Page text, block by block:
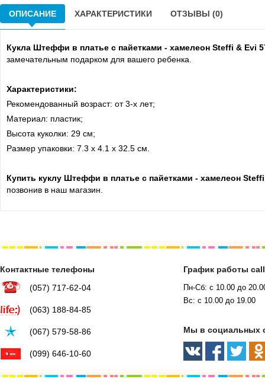
ОПИСАНИЕ ХАРАКТЕРИСТИКИ ОТЗЫВЫ (0)
Кукла Штеффи в платье с пайетками - хамелеон Steffi & Evi
замечательным подарком для вашего ребенка.
Характеристики:
Рекомендованный возраст: от 3-х лет;
Материал: пластик;
Высота куколки: 29 см;
Размер упаковки: 7.3 х 4.1 х 32.5 см.
Купить куклу Штеффи в платье с пайетками - хамелеон
позвонив в наш магазин.
Контактные телефоны
(057) 717-62-04
(063) 188-84-85
(067) 579-58-86
(099) 646-10-60
График работы
Пн-Сб: с 10.00 до
Вс: с 10.00 до 19.00
Мы в социальных